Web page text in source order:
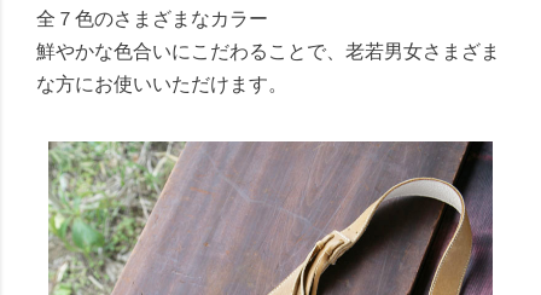
全７色のさまざまなカラー
鮮やかな色合いにこだわることで、老若男女さまざま
な方にお使いいただけます。